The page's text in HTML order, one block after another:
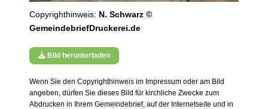
Copyrighthinweis: N. Schwarz ©
GemeindebriefDruckerei.de
Bild herunterladen
Wenn Sie den Copyrighthinweis im Impressum oder am Bild
angeben, dürfen Sie dieses Bild für kirchliche Zwecke zum
Abdrucken in Ihrem Gemeindebrief, auf der Internetseite und in